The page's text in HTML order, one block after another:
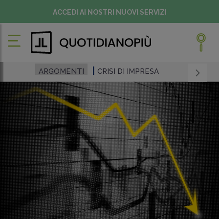
ACCEDI AI NOSTRI NUOVI SERVIZI
ARGOMENTI CRISI DI IMPRESA